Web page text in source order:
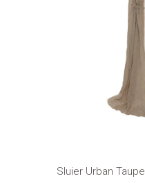
Sluier Urban Taupe